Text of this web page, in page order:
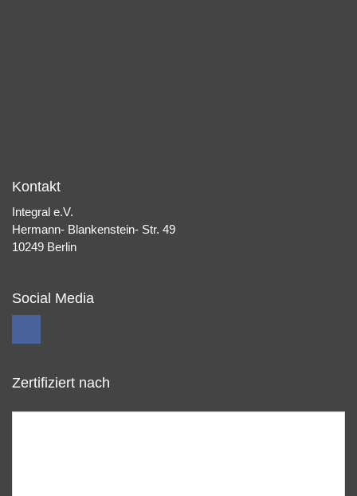
Kontakt
Integral e.V.
Hermann- Blankenstein- Str. 49
10249 Berlin
Social Media
Zertifiziert nach